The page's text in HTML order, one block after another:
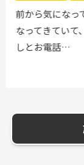
流し台の水栓
いただきまし
で取替する…